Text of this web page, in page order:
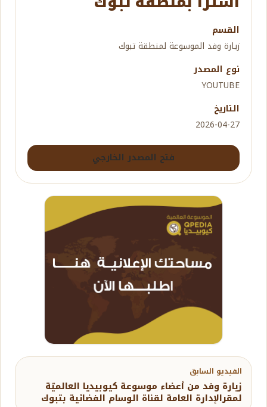
القسم
زيارة وفد الموسوعة لمنطقة تبوك
نوع المصدر
YOUTUBE
التاريخ
2026-04-27
فتح المصدر الخارجي
الفيديو السابق
زيارة وفد من أعضاء موسوعة كيوبيديا العالميّة
لمقرالإدارة العامة لقناة الوسام الفضائية بتبوك